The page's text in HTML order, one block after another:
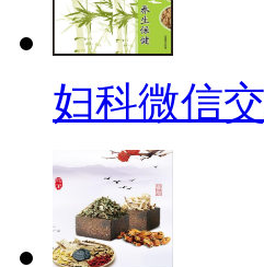
妇科微信